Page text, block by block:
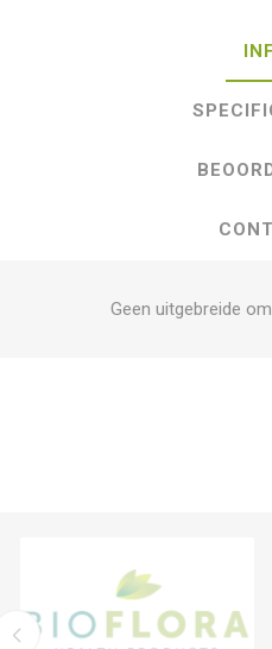
Geen uitgebreide